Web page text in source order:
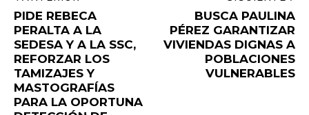
PIDE REBECA
PERALTA A LA
SEDESA Y A LA SSC,
REFORZAR LOS
TAMIZAJES Y
MASTOGRAFÍAS
PARA LA OPORTUNA
BUSCA PAULINA
PÉREZ GARANTIZAR
VIVIENDAS DIGNAS A
POBLACIONES
VULNERABLES